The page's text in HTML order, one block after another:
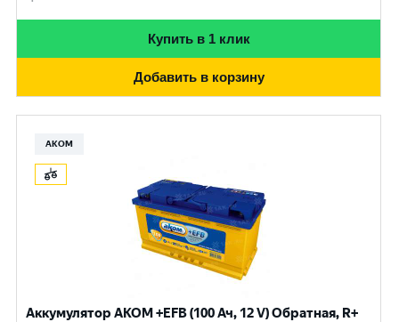
Купить в 1 клик
Добавить в корзину
АКОМ
Аккумулятор AKOM +EFB (100 Ач, 12 V) Обратная, R+